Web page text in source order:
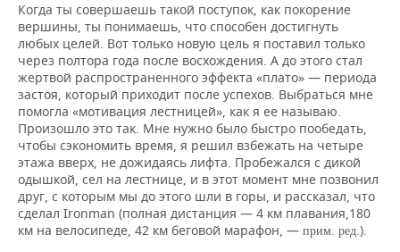
Когда ты совершаешь такой поступок, как покорение
вершины, ты понимаешь, что способен достигнуть
любых целей. Вот только новую цель я поставил только
через полтора года после восхождения. А до этого стал
жертвой распространенного эффекта «плато» — периода
застоя, который приходит после успехов. Выбраться мне
помогла «мотивация лестницей», как я ее называю.
Произошло это так. Мне нужно было быстро пообедать,
чтобы сэкономить время, я решил взбежать на четыре
этажа вверх, не дожидаясь лифта. Пробежался с дикой
одышкой, сел на лестнице, и в этот момент мне позвонил
друг, с которым мы до этого шли в горы, и рассказал, что
сделал Ironman (полная дистанция — 4 км плавания,180
км на велосипеде, 42 км беговой марафон, — прим. ред.).